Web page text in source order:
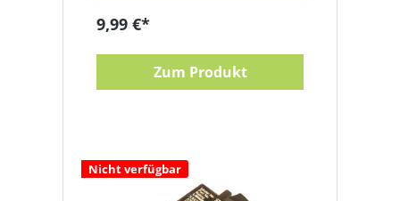
9,99 €*
Zum Produkt
Nicht verfügbar